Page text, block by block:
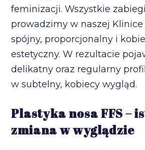
feminizacji. Wszystkie
prowadzimy w naszej Klinice
spójny, proporcjonalny i
estetyczny. W rezultacie
delikatny oraz regularny
w subtelny, kobiecy wygląd.
Plastyka nosa FFS –
zmiana w wyglądzie